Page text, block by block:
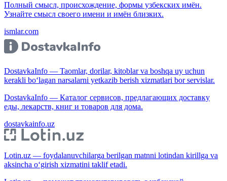
Полный смысл, происхождение, формы узбекских имён.
Узнайте смысл своего имени и имён близких.
ismlar.com
DostavkaInfo — Taomlar, dorilar, kitoblar va boshqa uy uchun
kerakli bo‘lagan narsalarni yetkazib berish xizmatlari bor servislar.
DostavkaInfo — Каталог сервисов, предлагающих доставку
еды, лекарств, книг и товаров для дома.
dostavkainfo.uz
Lotin.uz — foydalanuvchilarga berilgan matnni lotindan kirillga va
aksincha o‘girish xizmatini taklif etadi.